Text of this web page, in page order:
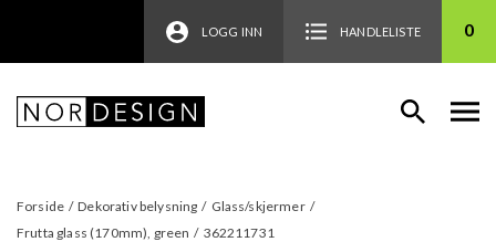
LOGG INN HANDLELISTE 0
Forside / Dekorativ belysning / Glass/skjermer /
Frutta glass (170mm), green / 362211731